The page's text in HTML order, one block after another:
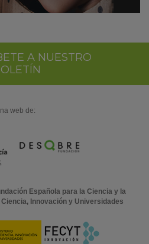
A NUESTRO
web de:
Española para la Ciencia y la
Innovación y Universidades